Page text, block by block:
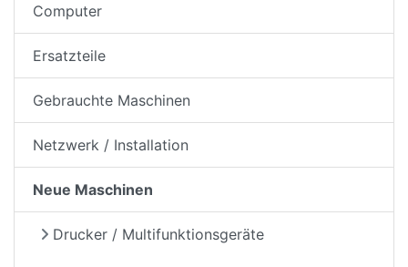
Computer
Ersatzteile
Gebrauchte Maschinen
Netzwerk / Installation
Neue Maschinen
Drucker / Multifunktionsgeräte